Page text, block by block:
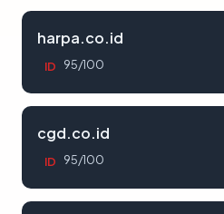
harpa.co.id
ID 95/100
cgd.co.id
ID 95/100